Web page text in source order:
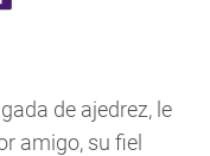
de ajedrez, le
amigo, su fiel